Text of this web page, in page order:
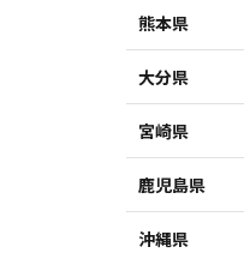
熊本県
大分県
宮崎県
鹿児島県
沖縄県